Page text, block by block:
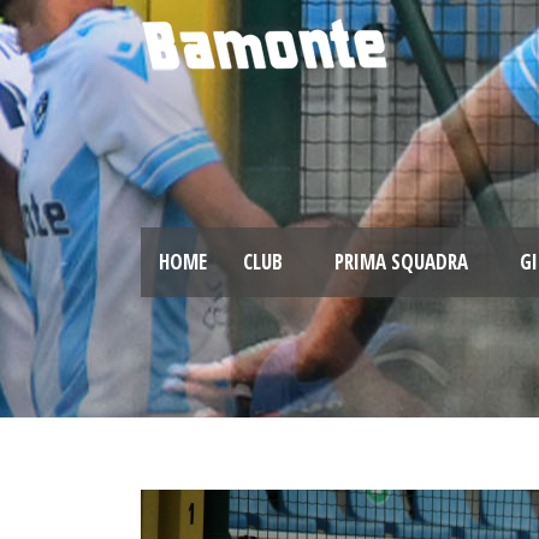
HOME CLUB PRIMA SQUADRA